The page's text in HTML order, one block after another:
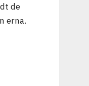
de
erna.